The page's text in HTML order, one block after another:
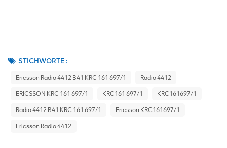
STICHWORTE :
Ericsson Radio 4412 B41 KRC 161 697/1 Radio 4412
ERICSSON KRC 161 697/1 KRC161 697/1 KRC161697/1
Radio 4412 B41 KRC 161 697/1 Ericsson KRC161697/1
Ericsson Radio 4412